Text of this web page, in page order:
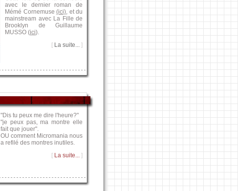
avec le dernier roman de
Mémé Cornemuse (ici), et du
mainstream avec La Fille de
Brooklyn de Guillaume
MUSSO (ici).
[ La suite... ]
"Dis tu peux me dire l'heure?"
"je peux pas, ma montre elle
fait que jouer".
OU comment Micromania nous
a refilé des montres inutiles.
[ La suite... ]